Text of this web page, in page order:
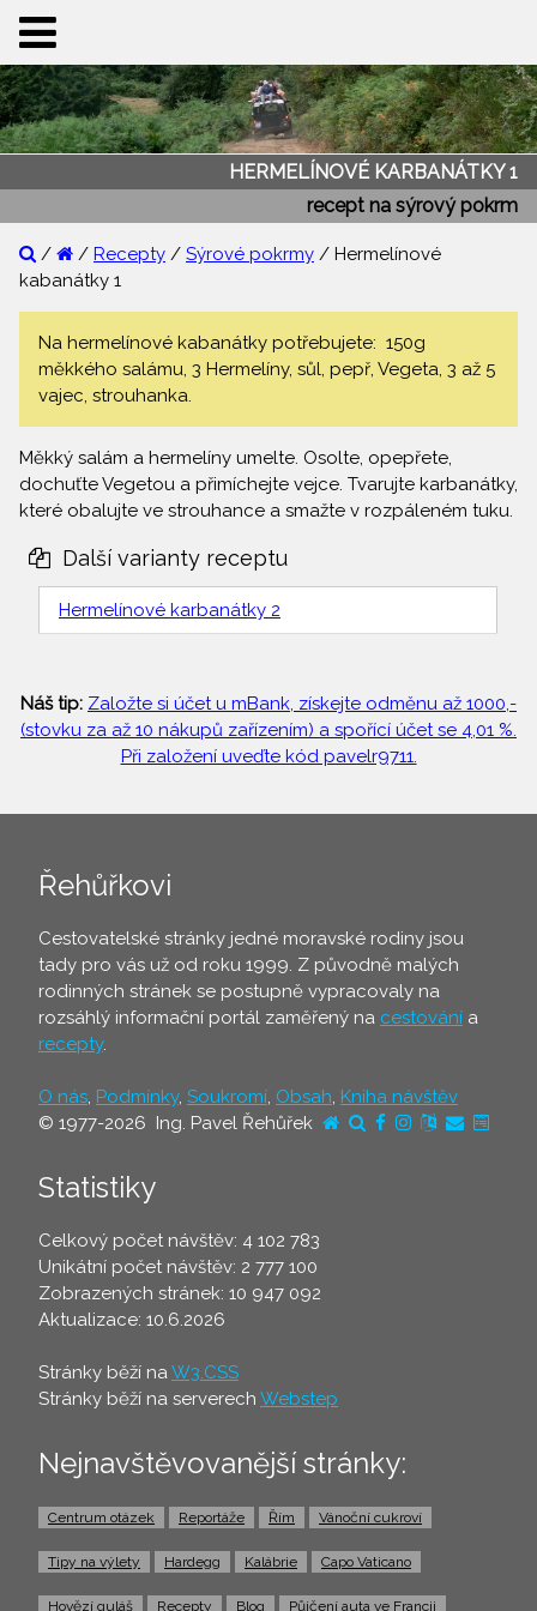
HERMELÍNOVÉ KARBANÁTKY 1
recept na sýrový pokrm
/ / Recepty / Sýrové pokrmy / Hermelínové
kabanátky 1
Na hermelínové kabanátky potřebujete: 150g
měkkého salámu, 3 Hermelíny, sůl, pepř, Vegeta, 3 až 5
vajec, strouhanka.
Měkký salám a hermelíny umelte. Osolte, opepřete,
dochuťte Vegetou a přimíchejte vejce. Tvarujte karbanátky,
které obalujte ve strouhance a smažte v rozpáleném tuku.
Další varianty receptu
Hermelínové karbanátky 2
Náš tip: Založte si účet u mBank, získejte odměnu až 1000,-
(stovku za až 10 nákupů zařízením) a spořící účet se 4,01 %.
Při založení uveďte kód pavelr9711.
Řehůřkovi
Cestovatelské stránky jedné moravské rodiny jsou
tady pro vás už od roku 1999. Z původně malých
rodinných stránek se postupně vypracovaly na
rozsáhlý informační portál zaměřený na cestování a
recepty.
O nás, Podmínky, Soukromí, Obsah, Kniha návštěv
© 1977-2026 Ing. Pavel Řehůřek
Statistiky
Celkový počet návštěv: 4 102 783
Unikátní počet návštěv: 2 777 100
Zobrazených stránek: 10 947 092
Aktualizace: 10.6.2026
Stránky běží naW3.CSS
Stránky běží na serverech Webstep
Nejnavštěvovanější stránky:
Centrum otázek Reportáže Řím Vánoční cukroví
Tipy na výlety Hardegg Kalábrie Capo Vaticano
Hovězí guláš Recepty Blog Půjčení auta ve Francii